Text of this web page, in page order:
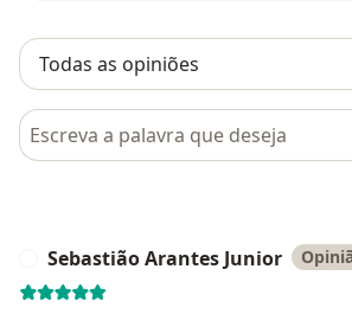
Pesquisar em opiniões
Sebastião Arantes Junior